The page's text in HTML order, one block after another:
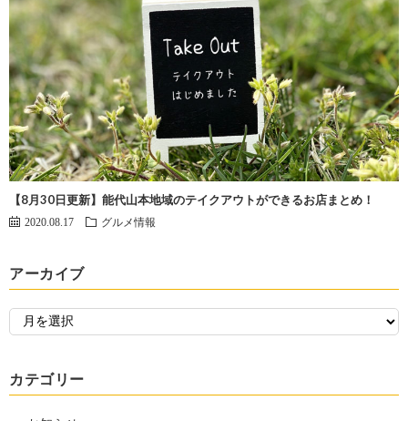
【8月30日更新】能代山本地域のテイクアウトができるお店まとめ！
2020.08.17 グルメ情報
アーカイブ
カテゴリー